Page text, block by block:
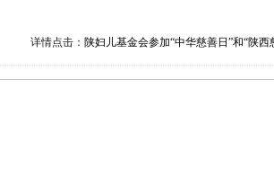
详情点击： 陕妇儿基金会参加“中华慈善日”和“陕